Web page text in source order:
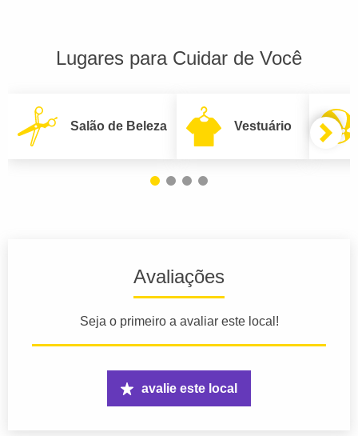
Lugares para Cuidar de Você
Salão de Beleza Vestuário
Avaliações
Seja o primeiro a avaliar este local!
avalie este local